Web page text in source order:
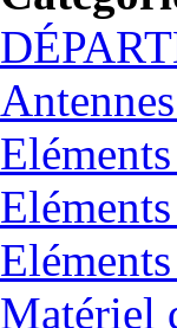
Matériel